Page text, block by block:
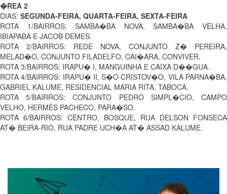
�REA 2
DIAS: SEGUNDA-FEIRA, QUARTA-FEIRA, SEXTA-FEIRA
ROTA 1/BAIRROS: SAMBA�BA NOVA, SAMBA�BA VELHA,
IBIAPABA E JACOB DEMES.
ROTA 2/BAIRROS: REDE NOVA, CONJUNTO Z� PEREIRA,
MELAD�O, CONJUNTO FILADELFO, CAI�ARA, CONVIVER.
ROTA 3/BAIRROS: IRAPU� I, MANGUINHA E CAIXA D��GUA.
ROTA 4/BAIRROS: IRAPU� II, S�O CRISTOV�O, VILA PARNA�BA,
GABRIEL KALUME, RESIDENCIAL MARIA RITA, TABOCA.
ROTA 5/BAIRROS: CONJUNTO PEDRO SIMPL�CIO, CAMPO
VELHO, HERMES PACHECO, PARA�SO.
ROTA 6/BAIRROS: CENTRO, BOSQUE, RUA DELSON FONSECA
AT� BEIRA-RIO, RUA PADRE UCH�A AT� ASSAD KALUME.